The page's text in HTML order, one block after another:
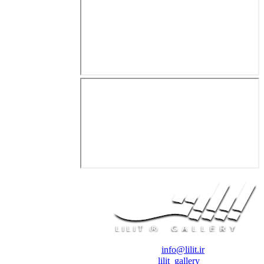
info@lilit.ir
lilit_gallery